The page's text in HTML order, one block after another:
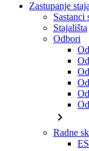
Zastupanje
Sastanci
Stajališta
Odbori
chevron_right
Radne